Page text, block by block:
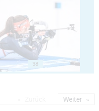
38
Weiter